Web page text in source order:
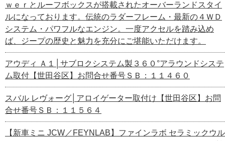
ｗｅｒとルーフボックスが搭載されたオーバーランドスタイ
ルになっております。伝統のラダーフレーム・最新の４ＷＤ
システム・パワフルなエンジン。一度アクセルを踏み込め
ば、ジープの歴史と魅力を充分にご堪能いただけます。
アウディ Ａ１│サブロクシステム製３６０°アラウンドシステ
ム取付【世田谷区】お問合せ番号ＳＢ：１１４６０
スバル レヴォーグ│アロイゲーター取付け【世田谷区】お問
合せ番号ＳＢ：１１５６４
【新車ミニ JCW／FEYNLAB】ファインラボ セラミックウル